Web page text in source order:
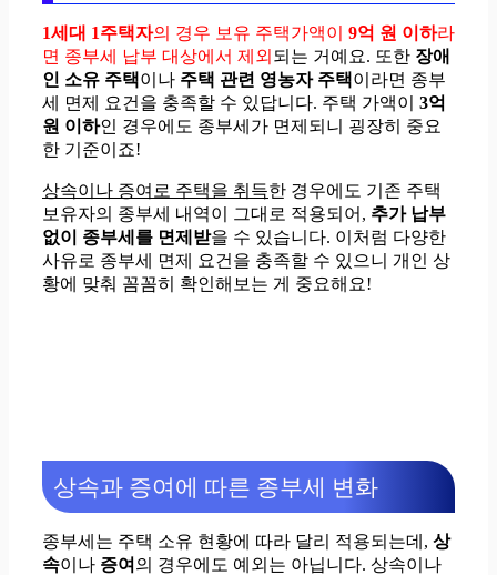
1세대 1주택자의 경우 보유 주택가액이 9억 원 이하라
면 종부세 납부 대상에서 제외 되는 거예요. 또한 장애
인 소유 주택이나 주택 관련 영농자 주택이라면 종부
세 면제 요건을 충족할 수 있답니다. 주택 가액이 3억
원 이하인 경우에도 종부세가 면제되니 굉장히 중요
한 기준이죠!
상속이나 증여로 주택을 취득한 경우에도 기존 주택
보유자의 종부세 내역이 그대로 적용되어, 추가 납부
없이 종부세를 면제받을 수 있습니다. 이처럼 다양한
사유로 종부세 면제 요건을 충족할 수 있으니 개인 상
황에 맞춰 꼼꼼히 확인해보는 게 중요해요!
상속과 증여에 따른 종부세 변화
종부세는 주택 소유 현황에 따라 달리 적용되는데, 상
속이나 증여 의 경우에도 예외는 아닙니다. 상속이나